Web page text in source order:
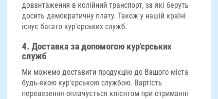
довантаження в колійний транспорт, за які беруть
досить демократичну плату. Також у нашій країні
існує багато кур'єрських служб.
4. Доставка за допомогою кур'єрських
служб
Ми можемо доставити продукцію до Вашого міста
будь-якою кур'єрською службою. Вартість
перевезення оплачується клієнтом при отриманні